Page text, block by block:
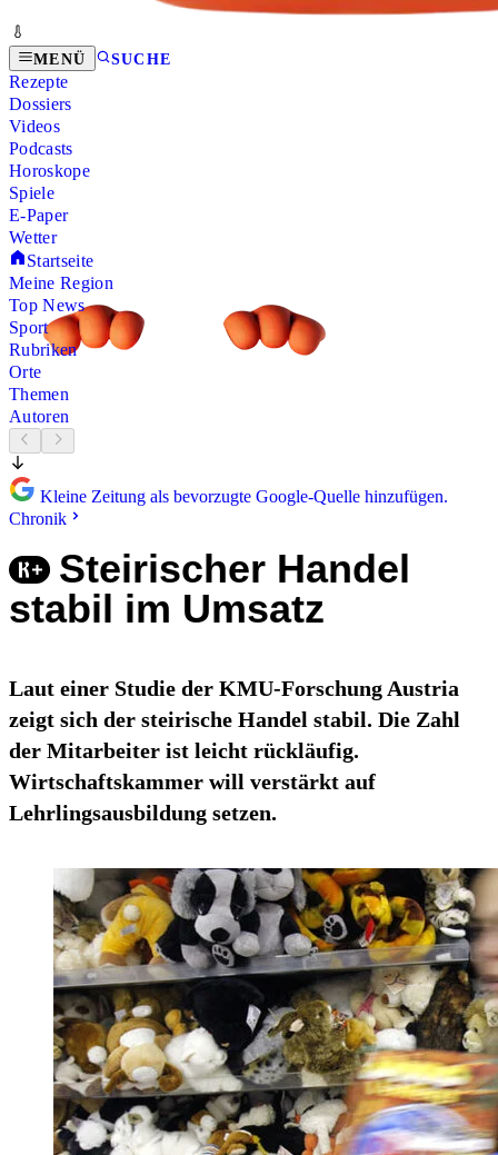
MENÜ SUCHE
Rezepte
Dossiers
Videos
Podcasts
Horoskope
Spiele
E-Paper
Wetter
Startseite
Meine Region
Top News
Sport
Rubriken
Orte
Themen
Autoren
Kleine Zeitung als bevorzugte Google-Quelle hinzufügen.
Chronik
Steirischer Handel
stabil im Umsatz
Laut einer Studie der KMU-Forschung Austria
zeigt sich der steirische Handel stabil. Die Zahl
der Mitarbeiter ist leicht rückläufig.
Wirtschaftskammer will verstärkt auf
Lehrlingsausbildung setzen.